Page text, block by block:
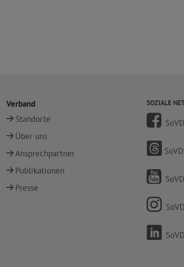
Verband
Standorte
Über uns
Ansprechpartner
Publikationen
Presse
SOZIALE